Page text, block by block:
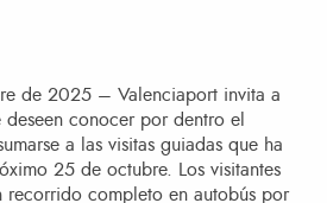
de 2025 – Valenciaport invita a
deseen conocer por dentro el
a las visitas guiadas que ha
25 de octubre. Los visitantes
recorrido completo en autobús por